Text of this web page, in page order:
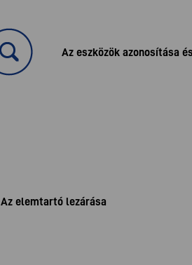
Az eszközök azonosítása
Az elemtartó lezárása